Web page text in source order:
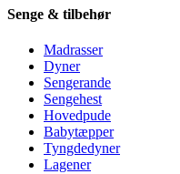
Senge & tilbehør
Madrasser
Dyner
Sengerande
Sengehest
Hovedpude
Babytæpper
Tyngdedyner
Lagener